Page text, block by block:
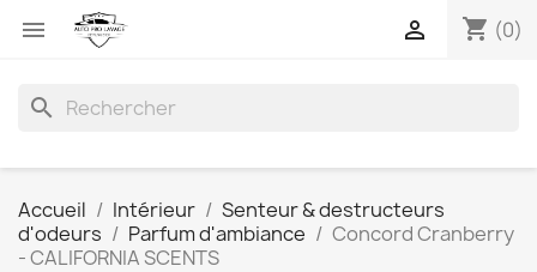
 shopping_cart (0)

search
Accueil Intérieur
Senteur & destructeurs
d'odeurs
Parfum d'ambiance
Concord Cranberry
- CALIFORNIA SCENTS